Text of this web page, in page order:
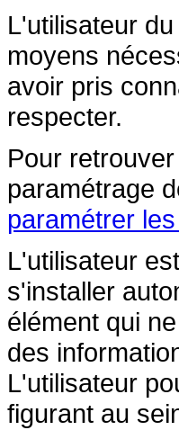
L'utilisateur
moyens
avoir pris
respecter.
Pour
paramétrage
paramétrer
L'utilisateur
s'installer
élément qui
des
L'utilisateur
figurant au